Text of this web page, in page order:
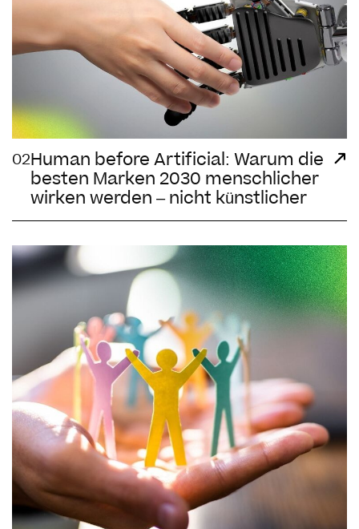
02Human before Artificial: Warum die
besten Marken 2030 menschlicher
wirken werden – nicht künstlicher